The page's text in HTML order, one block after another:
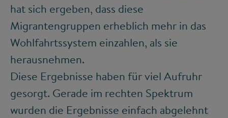
hat sich ergeben, dass diese
Migrantengruppen erheblich mehr in das
Wohlfahrtssystem einzahlen, als sie
herausnehmen.
Diese Ergebnisse haben für viel Aufruhr
gesorgt. Gerade im rechten Spektrum
wurden die Ergebnisse einfach abgelehnt